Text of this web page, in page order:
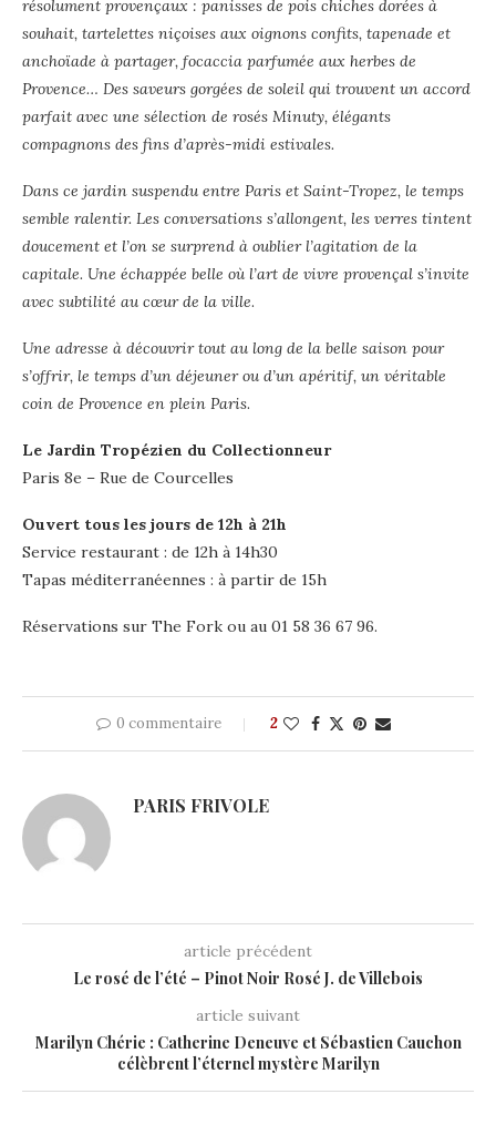
résolument provençaux : panisses de pois chiches dorées à
souhait, tartelettes niçoises aux oignons confits, tapenade et
anchoïade à partager, focaccia parfumée aux herbes de
Provence… Des saveurs gorgées de soleil qui trouvent un accord
parfait avec une sélection de rosés Minuty, élégants
compagnons des fins d’après-midi estivales.
Dans ce jardin suspendu entre Paris et Saint-Tropez, le temps
semble ralentir. Les conversations s’allongent, les verres tintent
doucement et l’on se surprend à oublier l’agitation de la
capitale. Une échappée belle où l’art de vivre provençal s’invite
avec subtilité au cœur de la ville.
Une adresse à découvrir tout au long de la belle saison pour
s’offrir, le temps d’un déjeuner ou d’un apéritif, un véritable
coin de Provence en plein Paris.
Le Jardin Tropézien du Collectionneur
Paris 8e – Rue de Courcelles
Ouvert tous les jours de 12h à 21h
Service restaurant : de 12h à 14h30
Tapas méditerranéennes : à partir de 15h
Réservations sur The Fork ou au 01 58 36 67 96.
0 commentaire 2
PARIS FRIVOLE
article précédent
Le rosé de l’été – Pinot Noir Rosé J. de Villebois
article suivant
Marilyn Chérie : Catherine Deneuve et Sébastien Cauchon
célèbrent l’éternel mystère Marilyn